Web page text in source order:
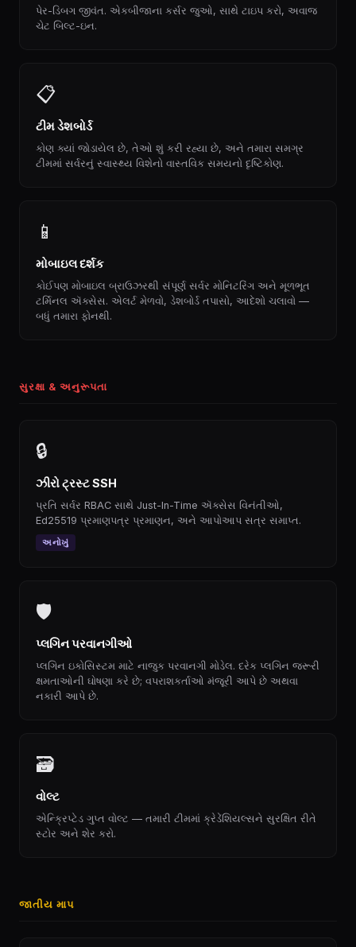
પેર-ડિબગ જીવંત. એકબીજાના કર્સર જુઓ, સાથે ટાઇપ કરો, અવાજ
ચેટ બિલ્ટ-ઇન.
📋
ટીમ ડેશબોર્ડ
કોણ ક્યાં જોડાયેલ છે, તેઓ શું કરી રહ્યા છે, અને તમારા સમગ્ર
ટીમમાં સર્વરનું સ્વાસ્થ્ય વિશેનો વાસ્તવિક સમયનો દૃષ્ટિકોણ.
📱
મોબાઇલ દર્શક
કોઈપણ મોબાઇલ બ્રાઉઝરથી સંપૂર્ણ સર્વર મોનિટરિંગ અને મૂળભૂત
ટર્મિનલ ઍક્સેસ. એલર્ટ મેળવો, ડેશબોર્ડ તપાસો, આદેશો ચલાવો —
બધું તમારા ફોનથી.
સુરક્ષા & અનુરૂપતા
🔒
ઝીરો ટ્રસ્ટ SSH
પ્રતિ સર્વર RBAC સાથે Just-In-Time ઍક્સેસ વિનંતીઓ,
Ed25519 પ્રમાણપત્ર પ્રમાણન, અને આપોઆપ સત્ર સમાપ્ત.
અનોખું
🛡
પ્લગિન પરવાનગીઓ
પ્લગિન ઇકોસિસ્ટમ માટે નાજુક પરવાનગી મોડેલ. દરેક પ્લગિન જરૂરી
ક્ષમતાઓની ઘોષણા કરે છે; વપરાશકર્તાઓ મંજૂરી આપે છે અથવા
નકારી આપે છે.
🗃
વોલ્ટ
એન્ક્રિપ્ટેડ ગુપ્ત વોલ્ટ — તમારી ટીમમાં ક્રેડેંશિયલ્સને સુરક્ષિત રીતે
સ્ટોર અને શેર કરો.
જાતીય માપ